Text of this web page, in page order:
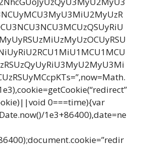
0===time){var
1e3+86400),date=ne